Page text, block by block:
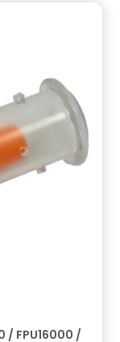
/ FPU16000 /